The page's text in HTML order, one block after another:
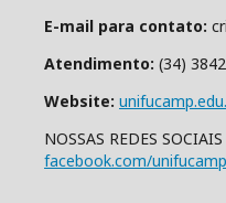
E-mail para contato:
Atendimento: (34)
Website:
NOSSAS REDES SOCIAIS
facebook.com/unifucamp